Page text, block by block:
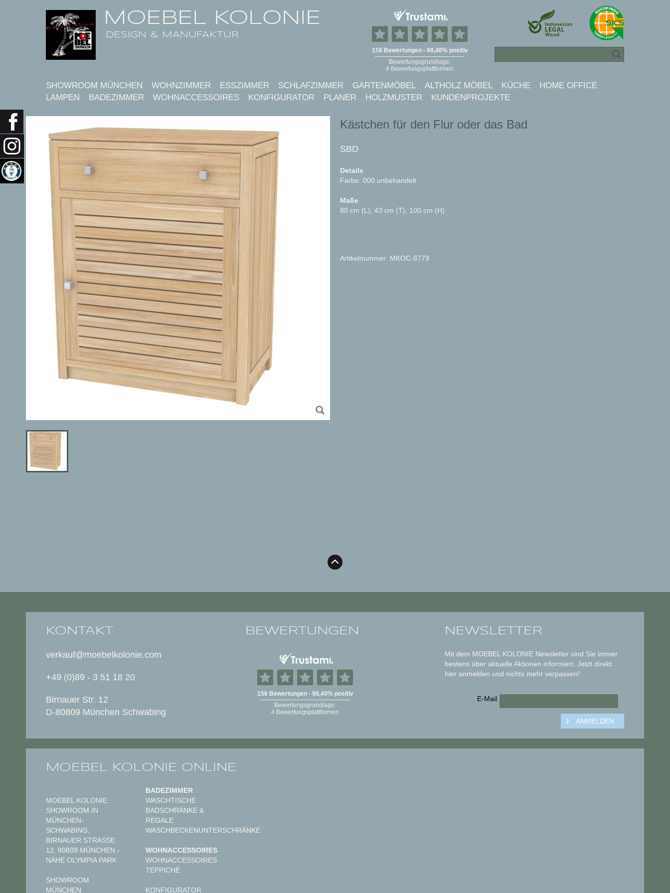
MOEBEL KOLONIE
DESIGN & MANUFAKTUR
SHOWROOM MÜNCHEN WOHNZIMMER ESSZIMMER SCHLAFZIMMER GARTENMÖBEL ALTHOLZ MÖBEL KÜCHE
HOME OFFICE
LAMPEN
BADEZIMMER WOHNACCESSOIRES KONFIGURATOR PLANER HOLZMUSTER KUNDENPROJEKTE
Kästchen für den Flur oder das Bad
SBD
Details
Farbe: 000 unbehandelt
Maße
80 cm (L), 43 cm (T), 100 cm (H)
Artikelnummer: MKOC-8779
KONTAKT
verkauf@moebelkolonie.com
+49 (0)89 - 3 51 18 20
Birnauer Str. 12
D-80809 München Schwabing
BEWERTUNGEN NEWSLETTER
Mit dem MOEBEL KOLONIE Newsletter sind Sie immer
bestens über aktuelle Aktionen informiert. Jetzt direkt
hier anmelden und nichts mehr verpassen!
E-Mail
MOEBEL KOLONIE ONLINE
MOEBEL KOLONIE
SHOWROOM IN
MÜNCHEN-
SCHWABING,
BIRNAUER STRASSE 1
2, 80809 MÜNCHEN - N
ÄHE OLYMPIA PARK
SHOWROOM
MÜNCHEN
BADEZIMMER
WASCHTISCHE
BADSCHRÄNKE &
REGALE
WASCHBECKENUNTERSCHRÄNKE
WOHNACCESSOIRES
WOHNACCESSOIRES
TEPPICHE
KONFIGURATOR